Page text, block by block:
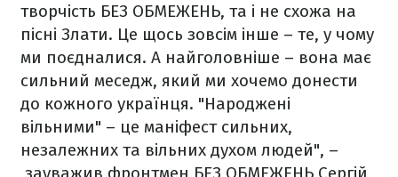
творчість БЕЗ ОБМЕЖЕНЬ, та і не схожа на
пісні Злати. Це щось зовсім інше – те, у чому
ми поєдналися. А найголовніше – вона має
сильний меседж, який ми хочемо донести
до кожного українця. "Народжені
вільними" – це маніфест сильних,
незалежних та вільних духом людей", –